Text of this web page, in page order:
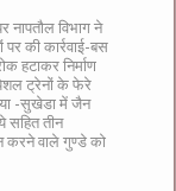
विभाग ने
की कार्रवाई-बस
हटाकर निर्माण
ट्रेनों के फेरे
-सुखेडा में जैन
सहित तीन
करने वाले गुण्डे को